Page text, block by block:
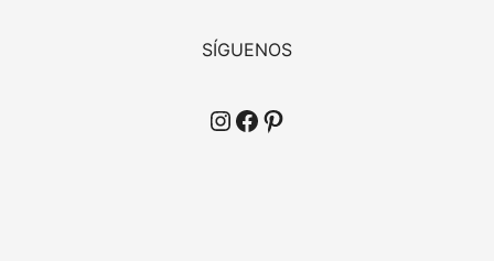
SÍGUENOS
Instagram
Facebook
Pinterest